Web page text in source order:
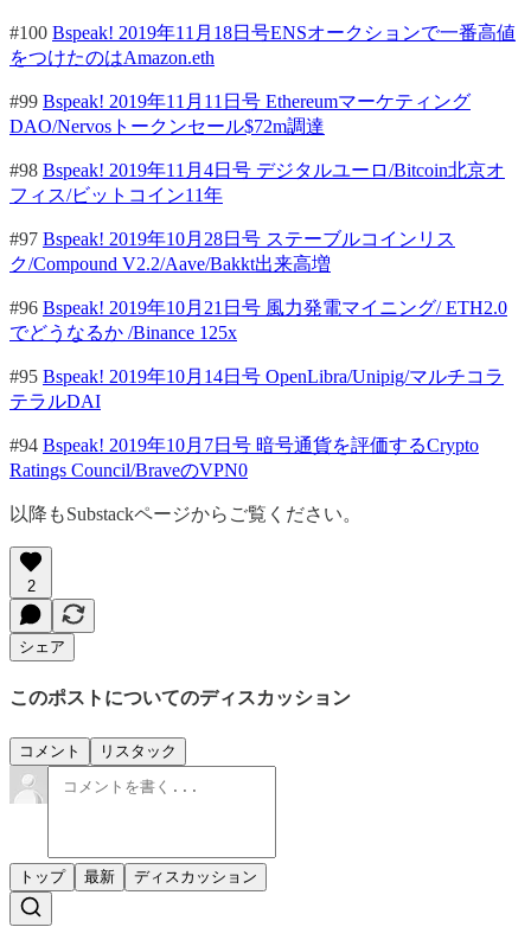
#100 Bspeak! 2019年11月18日号ENSオークションで一番高値
をつけたのはAmazon.eth
#99 Bspeak! 2019年11月11日号 Ethereumマーケティング
DAO/Nervosトークンセール$72m調達
#98 Bspeak! 2019年11月4日号 デジタルユーロ/Bitcoin北京オ
フィス/ビットコイン11年
#97 Bspeak! 2019年10月28日号 ステーブルコインリス
ク/Compound V2.2/Aave/Bakkt出来高増
#96 Bspeak! 2019年10月21日号 風力発電マイニング/ ETH2.0
でどうなるか /Binance 125x
#95 Bspeak! 2019年10月14日号 OpenLibra/Unipig/マルチコラ
テラルDAI
#94 Bspeak! 2019年10月7日号 暗号通貨を評価するCrypto
Ratings Council/BraveのVPN0
以降もSubstackページからご覧ください。
2
シェア
このポストについてのディスカッション
コメント リスタック
トップ 最新 ディスカッション